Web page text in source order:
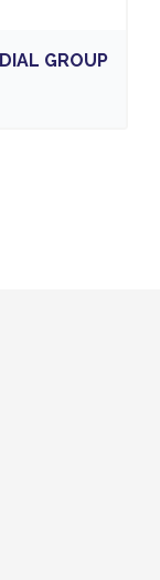
GROUP